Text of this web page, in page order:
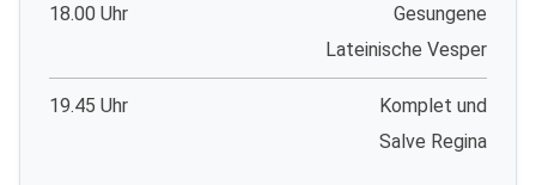
18.00 Uhr
Gesungene
Lateinische Vesper
19.45 Uhr
Komplet und
Salve Regina